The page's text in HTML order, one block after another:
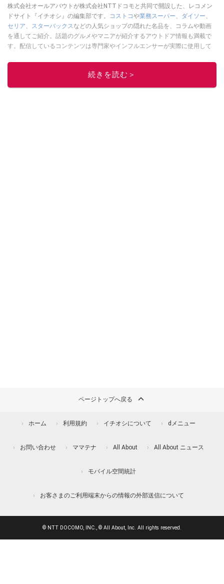
株式会社オールアバウトが株式会社NTTドコモと共同で開設した、レコメン
ドサイト『イチオシ』の編集部です。
コストコや業務スーパー、 ダイソー、
セリア、 スターバックスなどの人気ショップの隠れた名品を、コラムや動画
を通してご紹介。話題のグルメやマニアが紹介するアウトドア情報も満載で
す。配信しているコンテンツは専門家やインフルエンサーが実際に使用して
ニュースでフォロー
続きを読む＞
ページトップへ戻る
ホーム 利用規約 イチオシについて dメニュー
お問い合わせ ママテナ All About All About ニュース
モバイル空間統計
お客さまのご利用端末からの情報の外部送信について
© NTT DOCOMO, INC., © All About, Inc. All rights reserved.